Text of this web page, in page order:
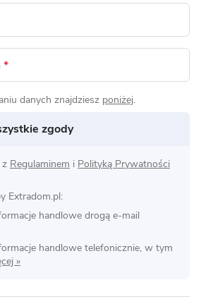
*
danych znajdziesz poniżej.
zgody
z Regulaminem i Polityką Prywatności
Extradom.pl:
handlowe drogą e-mail
handlowe telefonicznie, w tym